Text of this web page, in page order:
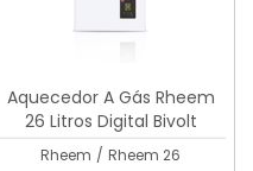
Aquecedor A Gás Rheem
26 Litros Digital Bivolt
Rheem / Rheem 26